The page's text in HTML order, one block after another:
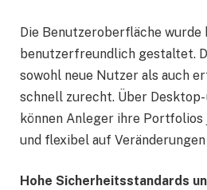
Die Benutzeroberfläche wurde
benutzerfreundlich gestaltet.
sowohl neue Nutzer als auch
schnell zurecht. Über Desktop-
können Anleger ihre
und flexibel auf
Hohe Sicherheitsstandards